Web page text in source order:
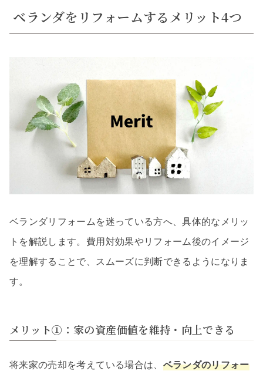
ベランダをリフォームするメリット4つ
ベランダリフォームを迷っている方へ、具体的なメリッ
トを解説します。費用対効果やリフォーム後のイメージ
を理解することで、スムーズに判断できるようになりま
す。
メリット①：家の資産価値を維持・向上できる
将来家の売却を考えている場合は、 ベランダのリフォー